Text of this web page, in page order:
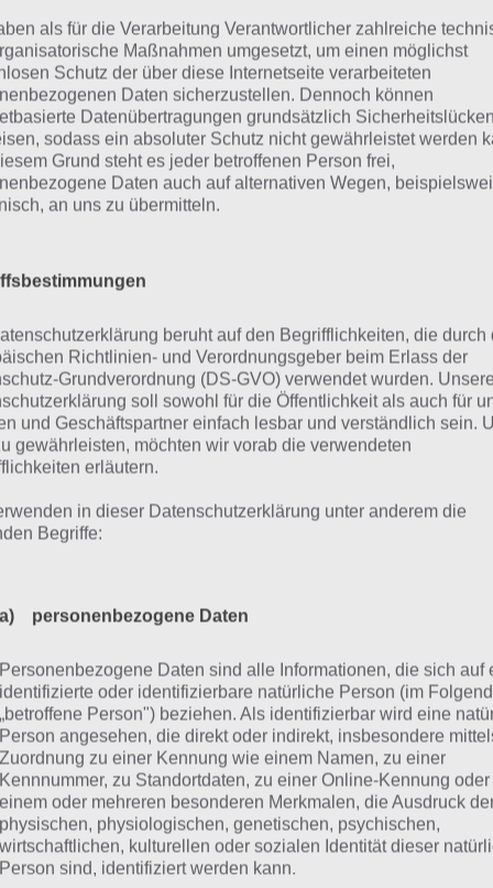
für Ostern – 1. April bis
die Lösungen für 4 Bilder 1 Wort Ostern 2017 vom 1.
sollten bei jedem Spieler gleich sein. Wenn du mit
hast, ist die Lösung für das erste tägliche Rätsel
dann wirst du nachfolgend stets die korrekte
WICHTIG: Tippe auf den Button “Lösung anzeigen”, um dir
Lösung anzeigen zu lassen. Wir haben uns für diese
nicht bereits die Lösungen anderer Tage vorab siehst und
geht!
Rätsel Ostern 2017
4 Bilder 1
HÄSCHEN
KORB
als für die Verarbeitung Verantwortlicher zahlreiche
Maßnahmen umgesetzt, um einen möglichst
Schutz der über diese Internetseite verarbeiteten
Daten sicherzustellen. Dennoch können
Datenübertragungen grundsätzlich Sicherheitslücken
sodass ein absoluter Schutz nicht gewährleistet werden
Grund steht es jeder betroffenen Person frei,
Daten auch auf alternativen Wegen,
an uns zu übermitteln.
beruht auf den Begrifflichkeiten, die durch
Richtlinien- und Verordnungsgeber beim Erlass der
Grundverordnung (DS-GVO) verwendet wurden. Unsere
soll sowohl für die Öffentlichkeit als auch für
und Geschäftspartner einfach lesbar und verständlich sein.
gewährleisten, möchten wir vorab die verwendeten
erläutern.
in dieser Datenschutzerklärung unter anderem die
Begriffe:
a) personenbezogene Daten
Personenbezogene Daten sind alle Informationen, die sich auf
identifizierte oder identifizierbare natürliche Person (im
„betroffene Person") beziehen. Als identifizierbar wird eine
Person angesehen, die direkt oder indirekt, insbesondere
Zuordnung zu einer Kennung wie einem Namen, zu einer
Kennnummer, zu Standortdaten, zu einer Online-Kennung oder
einem oder mehreren besonderen Merkmalen, die Ausdruck
physischen, physiologischen, genetischen, psychischen,
wirtschaftlichen, kulturellen oder sozialen Identität dieser
Person sind, identifiziert werden kann.